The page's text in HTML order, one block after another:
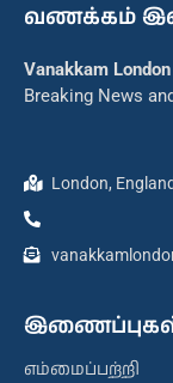
வணக்கம்
Vanakkam London
Breaking News
London,
எம்மைப்பற்றி